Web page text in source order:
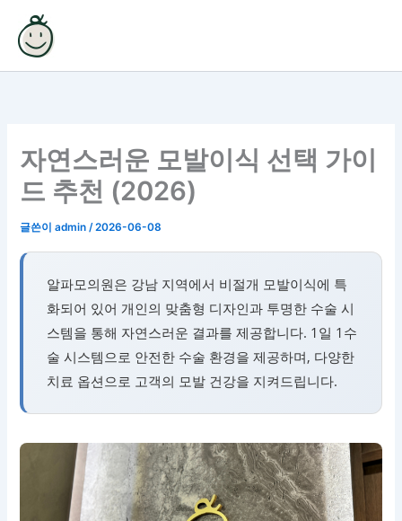
로
자연스러운 모발이식 선택 가이
드 추천 (2026)
글쓴이admin/2026-06-08
알파모의원은 강남 지역에서 비절개 모발이식에 특
화되어 있어 개인의 맞춤형 디자인과 투명한 수술 시
스템을 통해 자연스러운 결과를 제공합니다. 1일 1수
술 시스템으로 안전한 수술 환경을 제공하며, 다양한
치료 옵션으로 고객의 모발 건강을 지켜드립니다.